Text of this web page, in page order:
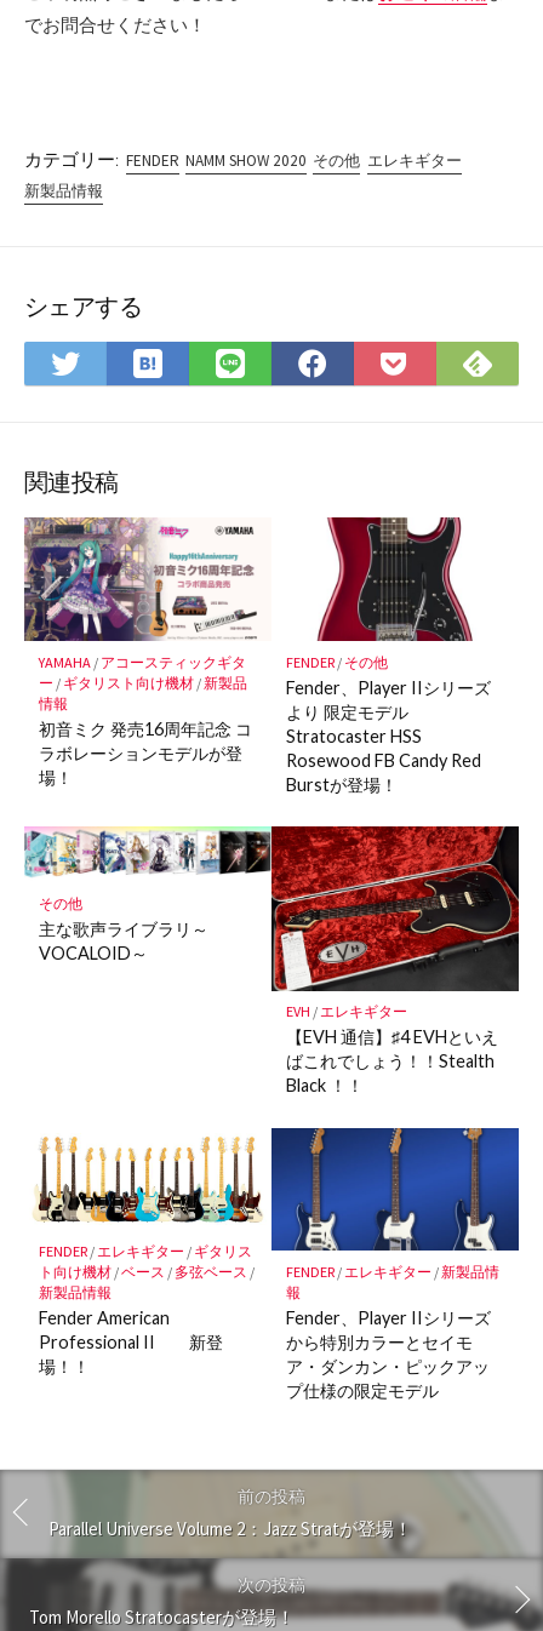
でお問合せください！
カテゴリー: FENDER NAMM SHOW 2020 その他 エレキギター
新製品情報
シェアする
Twitter
で
ア
は
て
マ
ー
ク
に
保
存
LINE
で
Facebook
で
Pocket
に
で
関連投稿
YAMAHA / アコースティックギタ
ー / ギタリスト向け機材/新製品
情報
初音ミク 発売16周年記念 コ
ラボレーションモデルが登
場！
FENDER/ その他
Fender、Player IIシリーズ
より 限定モデル
Stratocaster HSS
Rosewood FB Candy Red
Burstが登場！
その他
主な歌声ライブラリ～
VOCALOID～
EVH /エレキギター
【EVH 通信】♯4 EVHといえ
ばこれでしょう！！Stealth
Black ！！
FENDER/ エレキギター / ギタリス
ト向け機材/ベース / 多弦ベース /
新製品情報
Fender American
Professional II 新登
場！！
FENDER/ エレキギター /新製品情
報
Fender、Player IIシリーズ
から特別カラーとセイモ
ア・ダンカン・ピックアッ
プ仕様の限定モデル
前の投稿
Parallel Universe Volume 2：Jazz Stratが登場！
次の投稿
Tom Morello Stratocasterが登場！